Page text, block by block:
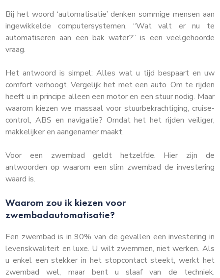
Bij het woord ‘automatisatie’ denken sommige mensen aan
ingewikkelde computersystemen. “Wat valt er nu te
automatiseren aan een bak water?” is een veelgehoorde
vraag.
Het antwoord is simpel: Alles wat u tijd bespaart en uw
comfort verhoogt. Vergelijk het met een auto. Om te rijden
heeft u in principe alleen een motor en een stuur nodig. Maar
waarom kiezen we massaal voor stuurbekrachtiging, cruise-
control, ABS en navigatie? Omdat het het rijden veiliger,
makkelijker en aangenamer maakt.
Voor een zwembad geldt hetzelfde. Hier zijn de
antwoorden op waarom een slim zwembad de investering
waard is.
Waarom zou ik kiezen voor
zwembadautomatisatie?
Een zwembad is in 90% van de gevallen een investering in
levenskwaliteit en luxe. U wilt zwemmen, niet werken. Als
u enkel een stekker in het stopcontact steekt, werkt het
zwembad wel, maar bent u slaaf van de techniek.